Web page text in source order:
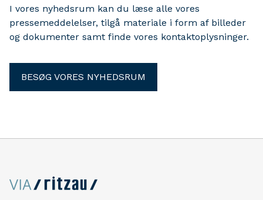
I vores nyhedsrum kan du læse alle vores
pressemeddelelser, tilgå materiale i form af billeder
og dokumenter samt finde vores kontaktoplysninger.
BESØG VORES NYHEDSRUM